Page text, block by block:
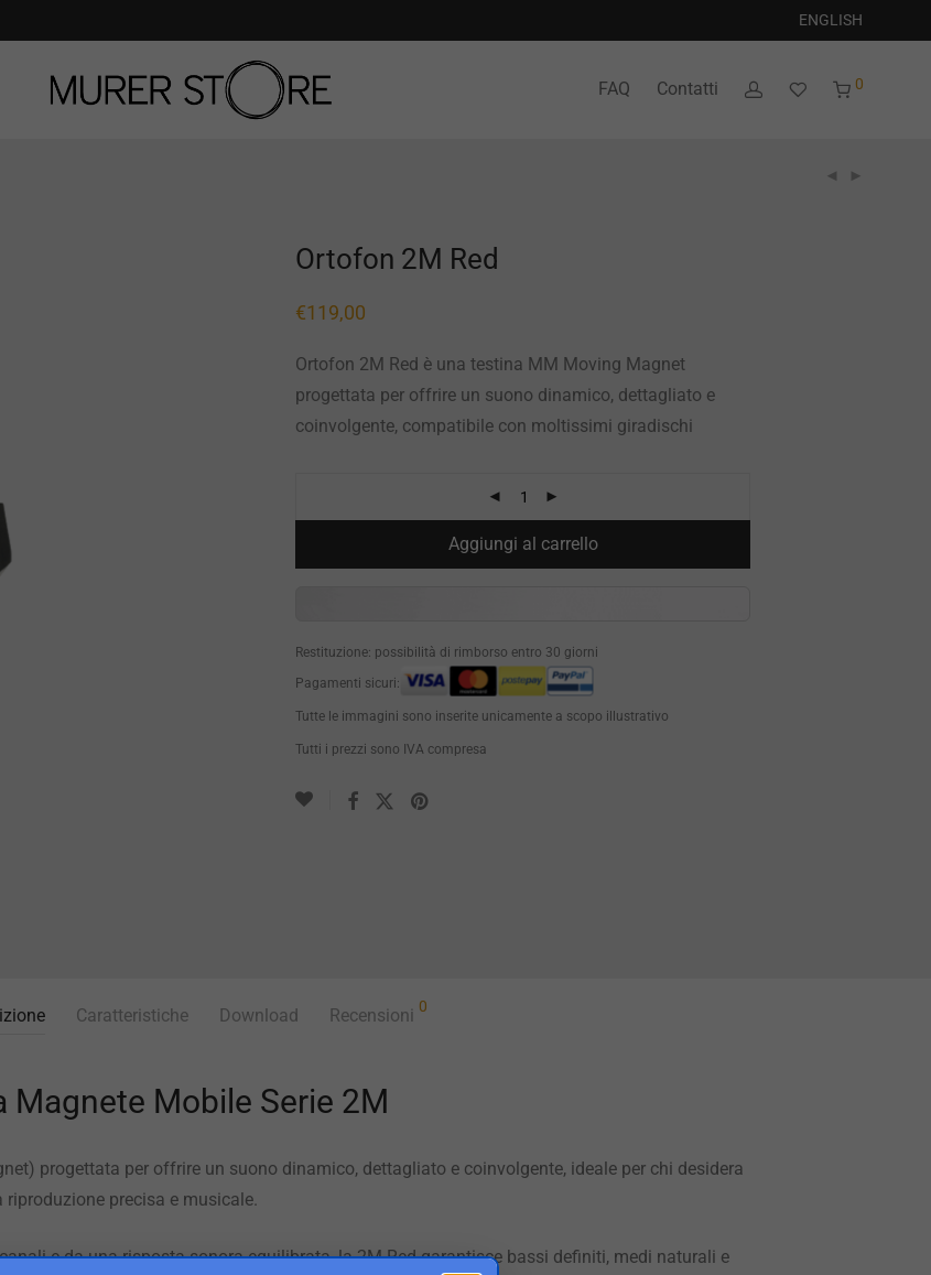
ENGLISH
FAQ Contatti 0
Ortofon 2M Red
€119,00
Ortofon 2M Red è una testina MM Moving Magnet
progettata per offrire un suono dinamico, dettagliato e
coinvolgente, compatibile con moltissimi giradischi
Aggiungi al carrello
Restituzione: possibilità di rimborso entro 30 giorni
Pagamenti sicuri:
Tutte le immagini sono inserite unicamente a scopo illustrativo
Tutti i prezzi sono IVA compresa
Caratteristiche Download Recensioni 0
Magnete Mobile Serie 2M
progettata per offrire un suono dinamico, dettagliato e coinvolgente, ideale per chi desidera
precisa e musicale.
e da una risposta sonora equilibrata, la 2M Red garantisce bassi definiti, medi naturali e